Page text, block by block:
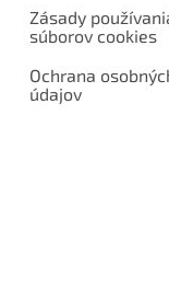
Zásady
súborov cookies
Ochrana
údajov